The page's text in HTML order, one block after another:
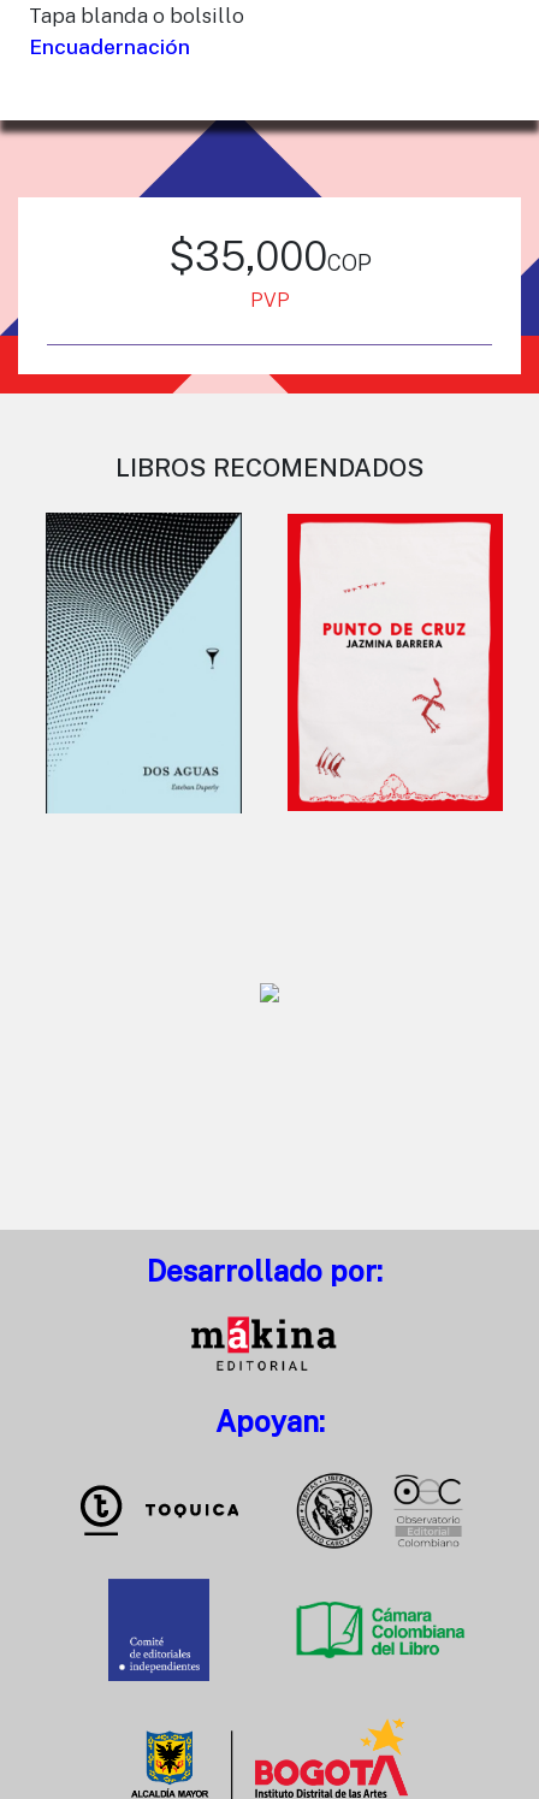
Tapa blanda o bolsillo
Encuadernación
$35,000cop
PVP
LIBROS RECOMENDADOS
Desarrollado por:
Apoyan: